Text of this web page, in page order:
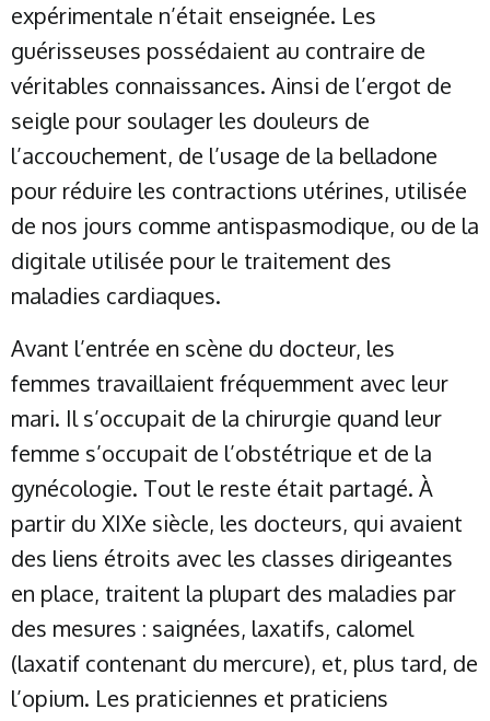
expérimentale n’était enseignée. Les
guérisseuses possédaient au contraire de
véritables connaissances. Ainsi de l’ergot de
seigle pour soulager les douleurs de
l’accouchement, de l’usage de la belladone
pour réduire les contractions utérines, utilisée
de nos jours comme antispasmodique, ou de la
digitale utilisée pour le traitement des
maladies cardiaques.
Avant l’entrée en scène du docteur, les
femmes travaillaient fréquemment avec leur
mari. Il s’occupait de la chirurgie quand leur
femme s’occupait de l’obstétrique et de la
gynécologie. Tout le reste était partagé. À
partir du XIXe siècle, les docteurs, qui avaient
des liens étroits avec les classes dirigeantes
en place, traitent la plupart des maladies par
des mesures : saignées, laxatifs, calomel
(laxatif contenant du mercure), et, plus tard, de
l’opium. Les praticiennes et praticiens